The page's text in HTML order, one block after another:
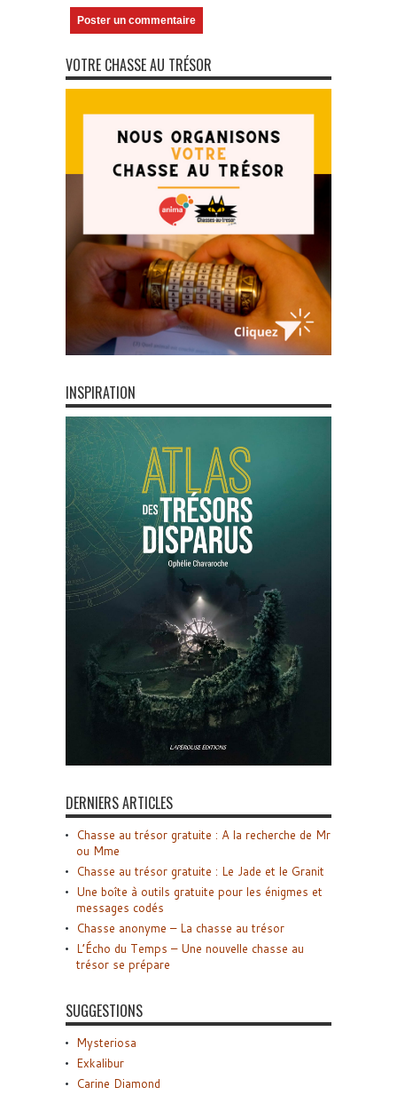
VOTRE CHASSE AU TRÉSOR
INSPIRATION
DERNIERS ARTICLES
Chasse au trésor gratuite : A la recherche de Mr
ou Mme
Chasse au trésor gratuite : Le Jade et le Granit
Une boîte à outils gratuite pour les énigmes et
messages codés
Chasse anonyme – La chasse au trésor
L’Écho du Temps – Une nouvelle chasse au
trésor se prépare
SUGGESTIONS
Mysteriosa
Exkalibur
Carine Diamond